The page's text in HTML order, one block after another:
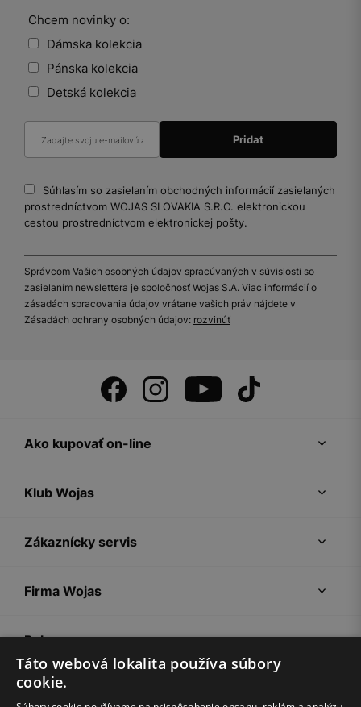
Chcem novinky o:
Dámska kolekcia
Pánska kolekcia
Detská kolekcia
Súhlasím so zasielaním obchodných informácií zasielaných
prostredníctvom WOJAS SLOVAKIA S.R.O. elektronickou
cestou prostredníctvom elektronickej pošty.
Správcom Vašich osobných údajov spracúvaných v súvislosti so
zasielaním newslettera je spoločnosť Wojas S.A. Viac informácií o
zásadách spracovania údajov vrátane vašich práv nájdete v
Zásadách ochrany osobných údajov: rozvinúť
Ako kupovať on-line
Klub Wojas
Zákaznícky servis
Firma Wojas
Pokyny
Táto webová lokalita používa súbory
cookie.